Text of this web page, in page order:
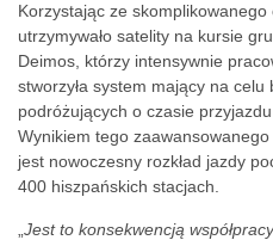
Korzystając ze
utrzymywało satelity na kursie
Deimos, którzy intensywnie
stworzyła system mający na
podróżujących o czasie
Wynikiem tego
jest nowoczesny rozkład jazdy
400 hiszpańskich stacjach.
Jest to konsekwencją